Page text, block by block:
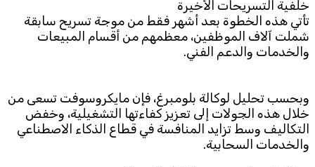
TTV Plus
Download the app
خلفية التسريحات الأخيرة
تأتي هذه الخطوة بعد أشهر فقط من موجة تسريح سابقة
شملت آلاف الموظفين، معظمهم من أقسام المبيعات
والخدمات والدعم الفني.
وبحسب تحليل لوكالة بلومبرغ، فإن مايكروسوفت تسعى من
خلال هذه الجولات إلى تعزيز كفاءتها التشغيلية، وخفض
التكاليف وسط تزايد المنافسة في قطاع الذكاء الاصطناعي
والخدمات السحابية.